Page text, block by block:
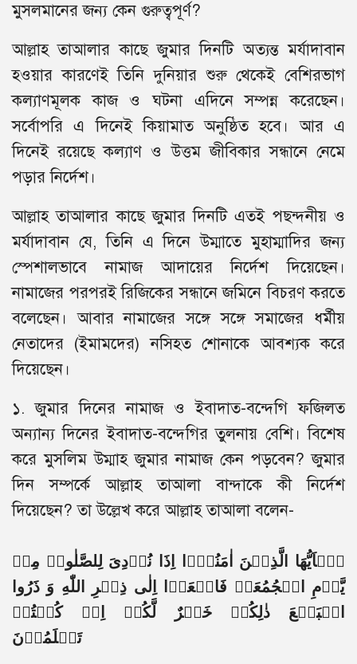
মুসলমানের জন্য কেন গুরুত্বপূর্ণ?
আল্লাহ তাআলার কাছে জুমার দিনটি অত্যন্ত মর্যাদাবান
হওয়ার কারণেই তিনি দুনিয়ার শুরু থেকেই বেশিরভাগ
কল্যাণমূলক কাজ ও ঘটনা এদিনে সম্পন্ন করেছেন।
সর্বোপরি এ দিনেই কিয়ামাত অনুষ্ঠিত হবে। আর এ
দিনেই রয়েছে কল্যাণ ও উত্তম জীবিকার সন্ধানে নেমে
পড়ার নির্দেশ।
আল্লাহ তাআলার কাছে জুমার দিনটি এতই পছন্দনীয় ও
মর্যাদাবান যে, তিনি এ দিনে উম্মাতে মুহাম্মাদির জন্য
স্পেশালভাবে নামাজ আদায়ের নির্দেশ দিয়েছেন।
নামাজের পরপরই রিজিকের সন্ধানে জমিনে বিচরণ করতে
বলেছেন। আবার নামাজের সঙ্গে সঙ্গে সমাজের ধর্মীয়
নেতাদের (ইমামদের) নসিহত শোনাকে আবশ্যক করে
দিয়েছেন।
১. জুমার দিনের নামাজ ও ইবাদাত-বন্দেগি ফজিলত
অন্যান্য দিনের ইবাদাত-বন্দেগির তুলনায় বেশি। বিশেষ
করে মুসলিম উম্মাহ জুমার নামাজ কেন পড়বেন? জুমার
দিন সম্পর্কে আল্লাহ তাআলা বান্দাকে কী নির্দেশ
দিয়েছেন? তা উল্লেখ করে আল্লাহ তাআলা বলেন-
یٰۤاَیُّهَا الَّذِیۡنَ اٰمَنُوۡۤا اِذَا نُوۡدِیَ لِلصَّلٰوۃِ مِنۡ
یَّوۡمِ الۡجُمُعَۃِ فَاسۡعَوۡا اِلٰی ذِکۡرِ اللّٰهِ وَ ذَرُوا
الۡبَیۡعَ ذٰلِکُمۡ خَیۡرٌ لَّکُمۡ اِنۡ کُنۡتُمۡ
تَعۡلَمُوۡنَ